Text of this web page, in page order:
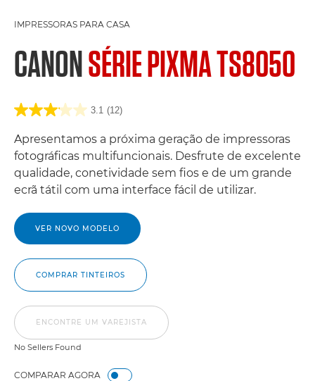
IMPRESSORAS PARA CASA
CANONSÉRIE PIXMA TS8050
3.1 (12)
Apresentamos a próxima geração de impressoras
fotográficas multifuncionais. Desfrute de excelente
qualidade, conetividade sem fios e de um grande
ecrã tátil com uma interface fácil de utilizar.
VER NOVO MODELO
COMPRAR TINTEIROS
ENCONTRE UM VAREJISTA
No Sellers Found
COMPARAR AGORA